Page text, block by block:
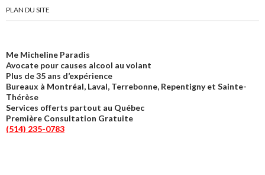
PLAN DU SITE
Me Micheline Paradis
Avocate pour causes alcool au volant
Plus de 35 ans d’expérience
Bureaux à Montréal, Laval, Terrebonne, Repentigny et Sainte-
Thérèse
Services offerts partout au Québec
Première Consultation Gratuite
(514) 235-0783